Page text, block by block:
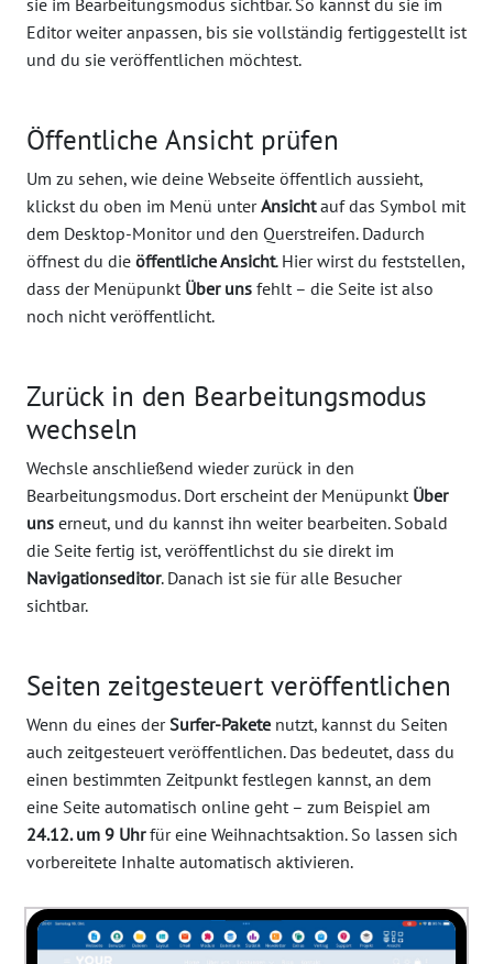
sie im Bearbeitungsmodus sichtbar. So kannst du sie im
Editor weiter anpassen, bis sie vollständig fertiggestellt ist
und du sie veröffentlichen möchtest.
Öffentliche Ansicht prüfen
Um zu sehen, wie deine Webseite öffentlich aussieht,
klickst du oben im Menü unterAnsichtauf das Symbol mit
dem Desktop-Monitor und den Querstreifen. Dadurch
öffnest du die öffentliche Ansicht. Hier wirst du feststellen,
dass der Menüpunkt Über uns fehlt – die Seite ist also
noch nicht veröffentlicht.
Zurück in den Bearbeitungsmodus
wechseln
Wechsle anschließend wieder zurück in den
Bearbeitungsmodus. Dort erscheint der Menüpunkt Über
uns erneut, und du kannst ihn weiter bearbeiten. Sobald
die Seite fertig ist, veröffentlichst du sie direkt im
Navigationseditor. Danach ist sie für alle Besucher
sichtbar.
Seiten zeitgesteuert veröffentlichen
Wenn du eines derSurfer-Pakete nutzt, kannst du Seiten
auch zeitgesteuert veröffentlichen. Das bedeutet, dass du
einen bestimmten Zeitpunkt festlegen kannst, an dem
eine Seite automatisch online geht – zum Beispiel am
24.12. um 9 Uhrfür eine Weihnachtsaktion. So lassen sich
vorbereitete Inhalte automatisch aktivieren.